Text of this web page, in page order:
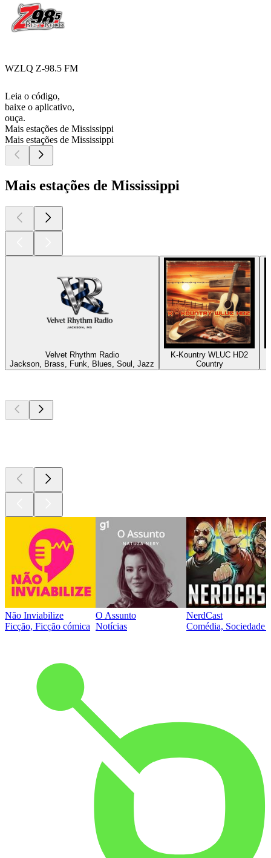
WZLQ Z-98.5 FM
Leia o código,
baixe o aplicativo,
ouça.
Mais estações de Mississippi
Mais estações de Mississippi
Mais estações de Mississippi
Velvet Rhythm Radio
Jackson, Brass, Funk, Blues, Soul, Jazz
K-Kountry WLUC HD2
Country
Não Inviabilize
Ficção, Ficção cómica
O Assunto
Notícias
NerdCast
Comédia, Sociedade